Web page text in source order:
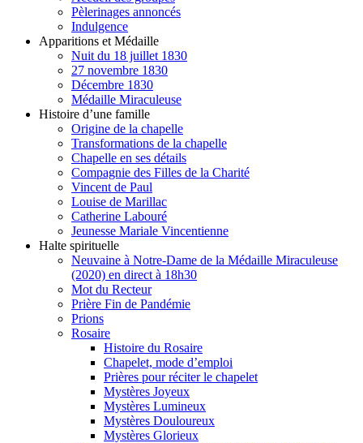
Pèlerinages annoncés
Indulgence
Apparitions et Médaille
Nuit du 18 juillet 1830
27 novembre 1830
Décembre 1830
Médaille Miraculeuse
Histoire d’une famille
Origine de la chapelle
Transformations de la chapelle
Chapelle en ses détails
Compagnie des Filles de la Charité
Vincent de Paul
Louise de Marillac
Catherine Labouré
Jeunesse Mariale Vincentienne
Halte spirituelle
Neuvaine à Notre-Dame de la Médaille Miraculeuse
(2020) en direct à 18h30
Mot du Recteur
Prière Fin de Pandémie
Prions
Rosaire
Histoire du Rosaire
Chapelet, mode d’emploi
Prières pour réciter le chapelet
Mystères Joyeux
Mystères Lumineux
Mystères Douloureux
Mystères Glorieux